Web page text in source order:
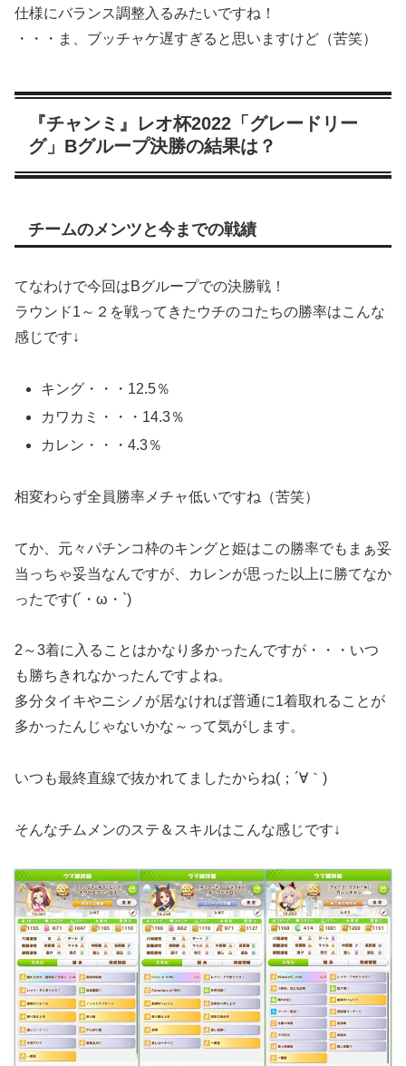
仕様にバランス調整入るみたいですね！
・・・ま、ブッチャケ遅すぎると思いますけど（苦笑）
『チャンミ』レオ杯2022「グレードリー
グ」Bグループ決勝の結果は？
チームのメンツと今までの戦績
てなわけで今回はBグループでの決勝戦！
ラウンド1～２を戦ってきたウチのコたちの勝率はこんな
感じです↓
キング・・・12.5％
カワカミ・・・14.3％
カレン・・・4.3％
相変わらず全員勝率メチャ低いですね（苦笑）
てか、元々パチンコ枠のキングと姫はこの勝率でもまぁ妥
当っちゃ妥当なんですが、カレンが思った以上に勝てなか
ったです(´・ω・`)
2～3着に入ることはかなり多かったんですが・・・いつ
も勝ちきれなかったんですよね。
多分タイキやニシノが居なければ普通に1着取れることが
多かったんじゃないかな～って気がします。
いつも最終直線で抜かれてましたからね(；´∀｀)
そんなチムメンのステ＆スキルはこんな感じです↓